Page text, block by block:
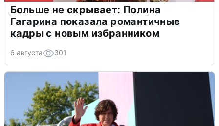
Больше не скрывает: Полина
Гагарина показала романтичные
кадры с новым избранником
6 августа 301